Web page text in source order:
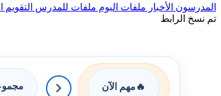
المدرسون الأخبار ملفات اليوم ملفات للمدرس
تم نسخ الرابط
🔥 مهم الآن